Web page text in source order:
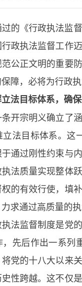
《行政执法监督
政执法监督工作
公正文明的重要
障，必将为行政
法目标体系，确
条开宗明义确立了
法目标体系。这
通过刚性约束与
法质量实现整体
的有效行使，填
求通过高质量的
法监督制度是党
先后作出一系列
将党的十八大以
性跨越。这不仅